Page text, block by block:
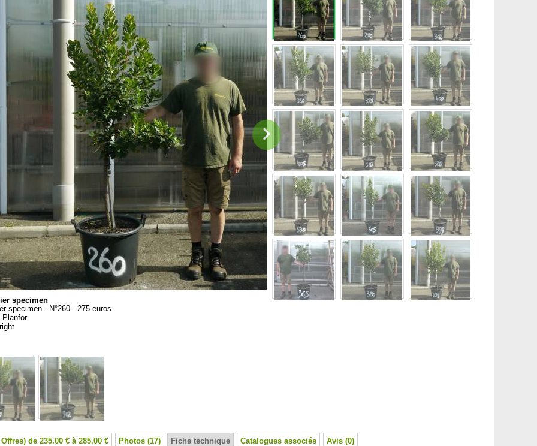
specimen
specimen - N°260 - 275 euros
Planfor
de 235.00 € à 285.00 € Photos (17) Fiche technique Catalogues associés Avis (0)